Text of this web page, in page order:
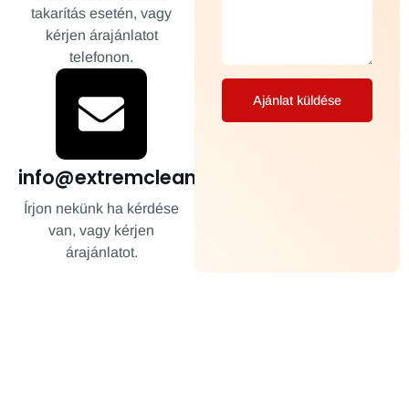
takarítás esetén, vagy
kérjen árajánlatot
telefonon.
info@extremclean.hu
Írjon nekünk ha kérdése
van, vagy kérjen
árajánlatot.
Ajánlat küldése